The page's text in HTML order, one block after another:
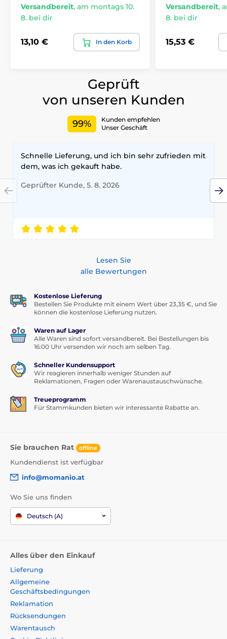
Versandbereit, am montags 10.
8. bei dir
13,10 € In den Korb
Versandbereit,
8. bei dir
15,53 €
Geprüft
von unseren Kunden
99%
Kunden empfehlen
Unser Geschäft
Schnelle Lieferung, und ich bin sehr zufrieden mit
dem, was ich gekauft habe.
Geprüfter Kunde, 5. 8. 2026
Lesen Sie
alle Bewertungen
Kostenlose Lieferung
Bestellen Sie Produkte mit einem Wert über 23,35 €, und Sie
können die kostenlose Lieferung nutzen.
Waren auf Lager
Alle Waren sind sofort versandbereit. Bei Bestellungen bis
16:00 Uhr versenden wir noch am selben Tag.
Schneller Kundensupport
Wir reagieren innerhalb weniger Stunden auf
Reklamationen, Fragen oder Warenaustauschwünsche.
Treueprogramm
Für Stammkunden bieten wir interessante Rabatte an.
Sie brauchen Rat offline
Kundendienst ist verfügbar
info@momanio.at
Wo Sie uns finden
Deutsch (A)
Alles über den Einkauf
Lieferung
Allgemeine
Geschäftsbedingungen
Reklamation
Rücksendungen
Warentausch